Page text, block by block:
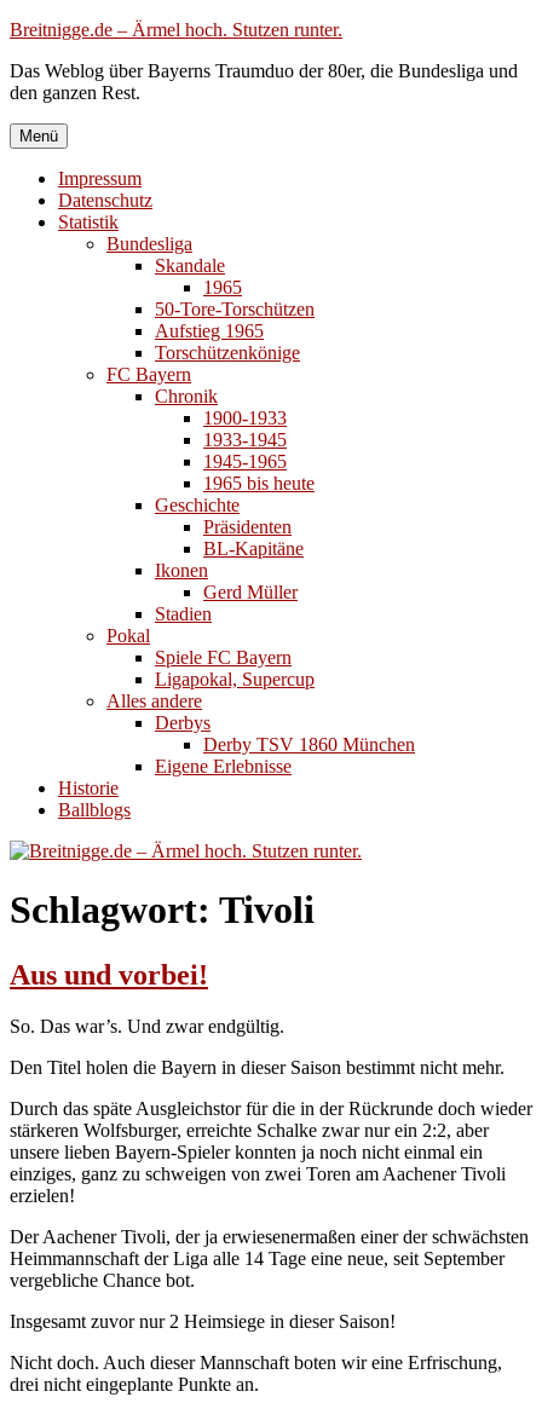
Zum
springen
Breitnigge.de – Ärmel hoch. Stutzen runter.
Das Weblog über Bayerns Traumduo der 80er, die Bundesliga und
den ganzen Rest.
Menü
Impressum
Datenschutz
Statistik
Bundesliga
Skandale
1965
50-Tore-Torschützen
Aufstieg 1965
Torschützenkönige
FC Bayern
Chronik
1900-1933
1933-1945
1945-1965
1965 bis heute
Geschichte
Präsidenten
BL-Kapitäne
Ikonen
Gerd Müller
Stadien
Pokal
Spiele FC Bayern
Ligapokal, Supercup
Alles andere
Derbys
Derby TSV 1860 München
Eigene Erlebnisse
Historie
Ballblogs
Schlagwort: Tivoli
Aus und vorbei!
So. Das war’s. Und zwar endgültig.
Den Titel holen die Bayern in dieser Saison bestimmt nicht mehr.
Durch das späte Ausgleichstor für die in der Rückrunde doch wieder
stärkeren Wolfsburger, erreichte Schalke zwar nur ein 2:2, aber
unsere lieben Bayern-Spieler konnten ja noch nicht einmal ein
einziges, ganz zu schweigen von zwei Toren am Aachener Tivoli
erzielen!
Der Aachener Tivoli, der ja erwiesenermaßen einer der schwächsten
Heimmannschaft der Liga alle 14 Tage eine neue, seit September
vergebliche Chance bot.
Insgesamt zuvor nur 2 Heimsiege in dieser Saison!
Nicht doch. Auch dieser Mannschaft boten wir eine Erfrischung,
drei nicht eingeplante Punkte an.